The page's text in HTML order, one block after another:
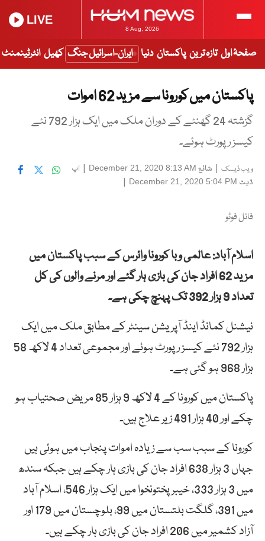
8 Aug, 2026
LIVE
صفحۂ اول تازہ ترین پاکستان دنیا ایران-اسرائیل جنگ کھیل انٹرٹینمنٹ
پاکستان میں کورونا سے مزید 62 اموات
گزشتہ 24 گھنٹے کے دوران ملک میں ایک ہزار 792 نئے
کیسز رپورٹ ہوئے۔
ویب ڈیسک | شائع December 21, 2020 8:13 AM
| اپ
ڈیٹ December 21, 2020 5:04 PM
|
فائل فوٹو
اسلام آباد: عالمی وبا کورونا وائرس کے سبب پاکستان میں
مزید 62 افراد جان کی بازی ہار گئے اور مرنے والوں کی کل
تعداد9 ہزار 392 تک پہنچ چکی ہے۔
نیشنل کمانڈ اینڈ آپریشن سینٹر کے مطابق ملک میں ایک
ہزار 792 نئے کیسز رپورٹ ہوئے اور مجموعی تعداد 4 لاکھ 58
ہزار 968 ہو گئی ہے۔
پاکستان میں کورونا کے 4 لاکھ 9 ہزار 85 مریض صحتیاب ہو
چکے اور 40 ہزار 491 زیر علاج ہیں۔
کورونا کے سبب سب سے زیادہ اموات پنجاب میں ہوئی ہیں
جہاں 3 ہزار 638 افراد جان کی بازی ہار چکے ہیں جبکہ سندھ
میں 3 ہزار 333، خیبر پختونخوا میں ایک ہزار 546، اسلام آباد
میں 391، گلگت بلتستان میں 99، بلوچستان میں 179 اور
آزاد کشمیر میں 206 افراد جان کی بازی ہار چکے ہیں۔